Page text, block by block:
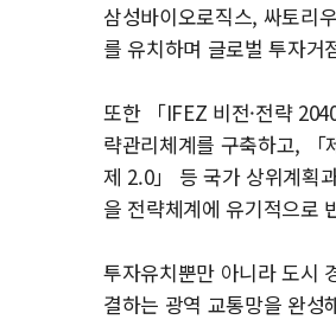
삼성바이오로직스, 싸토리
를 유치하며 글로벌 투자거
또한 「IFEZ 비전·전략
략관리체계를 구축하고,
제 2.0」 등 국가 상위계획
을 전략체계에 유기적으로
투자유치뿐만 아니라 도시
결하는 광역 교통망을 완성